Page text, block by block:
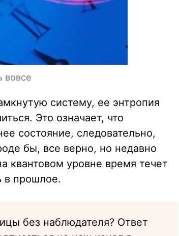
вовсе
систему, ее энтропия
Это означает, что
состояние, следовательно,
бы, все верно, но недавно
квантовом уровне время течет
в прошлое.
без наблюдателя? Ответ